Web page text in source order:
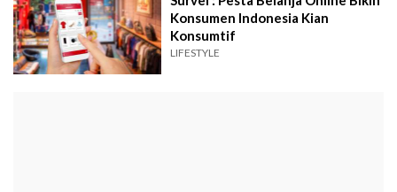
Konsumen Indonesia Kian
Konsumtif
LIFESTYLE